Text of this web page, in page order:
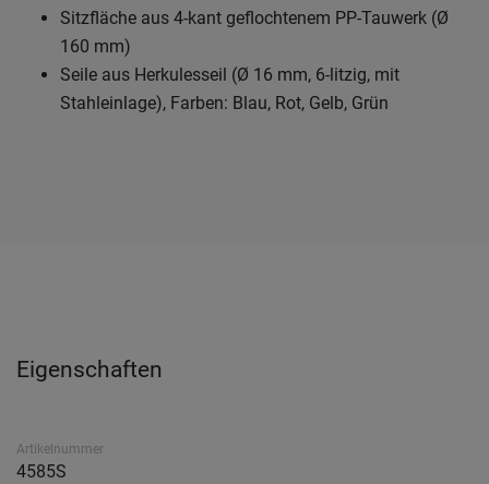
Sitzfläche aus 4-kant geflochtenem PP-Tauwerk (Ø
160 mm)
Seile aus Herkulesseil (Ø 16 mm, 6-litzig, mit
Stahleinlage), Farben: Blau, Rot, Gelb, Grün
Eigenschaften
Artikelnummer
4585S